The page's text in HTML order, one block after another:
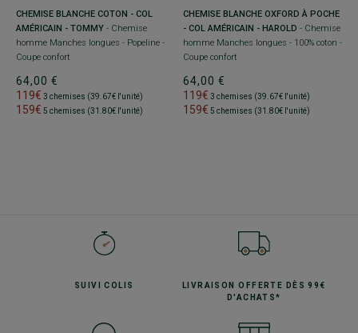
CHEMISE BLANCHE COTON - COL
AMÉRICAIN - TOMMY - Chemise
homme Manches longues - Popeline -
Coupe confort
64,00 €
119€ 3 chemises (39.67€ l'unité)
159€ 5 chemises (31.80€ l'unité)
CHEMISE BLANCHE OXFORD À POCHE
- COL AMÉRICAIN - HAROLD - Chemise
homme Manches longues - 100% coton -
Coupe confort
64,00 €
119€ 3 chemises (39.67€ l'unité)
159€ 5 chemises (31.80€ l'unité)
SUIVICOLIS LIVRAISON OFFERTE
DÈS 99€
D'ACHATS*